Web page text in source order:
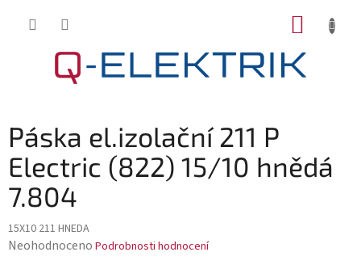
Páska el.izolační 211 P
Electric (822) 15/10 hnědá
7.804
15X10 211 HNEDA
Průměrné
Neohodnoceno Podrobnosti hodnocení